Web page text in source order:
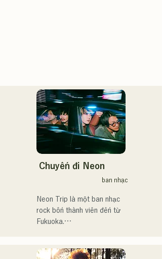
Chuyến đi Neon
ban nhạc
Neon Trip là một ban nhạc
rock bốn thành viên đến từ
Fukuoka.
albatross thành Neon Trip